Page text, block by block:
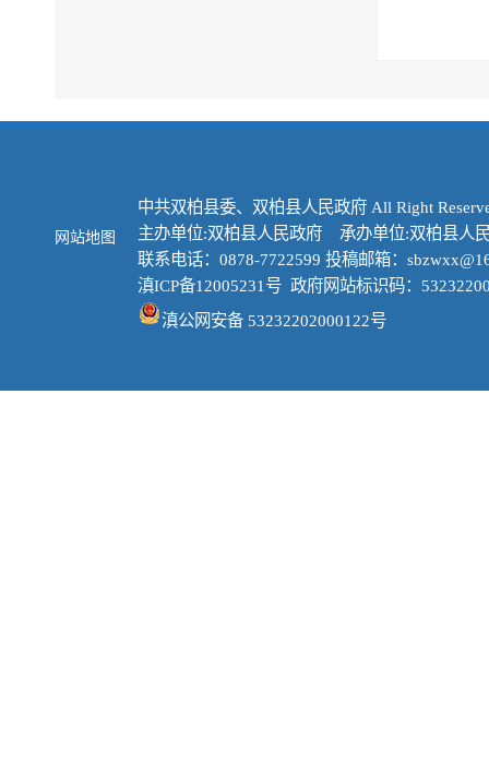
网站地图
中共双柏县委、双柏县人民政府 All Right
主办单位:双柏县人民政府 承办单位:双柏县人
联系电话：0878-7722599 投稿邮箱：
滇ICP备12005231号 政府网站标识码：
滇公网安备 53232202000122号